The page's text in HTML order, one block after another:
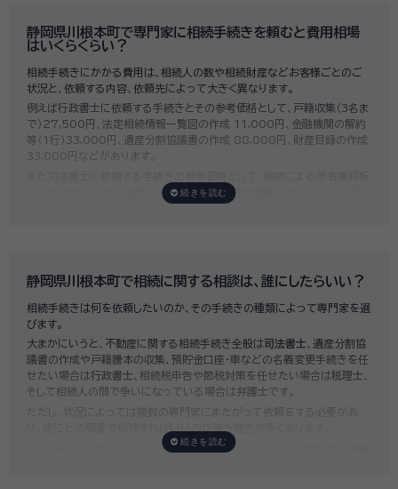
静岡県川根本町で専門家に相続手続きを頼むと費用相場
はいくらくらい？
相続手続きにかかる費用は、相続人の数や相続財産などお客様ごとのご
状況と、依頼する内容、依頼先によって大きく異なります。
例えば行政書士に依頼する手続きとその参考価格として、戸籍収集（3名ま
で）27,500円、法定相続情報一覧図の作成 11,000円、金融機関の解約
等（1行）33,000円、遺産分割協議書の作成 88,000円、財産目録の作成
33,000円などがあります。
登記手続きで「土地1筆及び建物1棟（固定資産評価額の合計1,000万円）
せると100万円近くかそれ以上費用がかかってしまう場合もあるなど、非
いい相続では、お客様ごとに必要な相続手続きを明らかにし、無料で見積
もり をお出ししております。予算に合わせてご自身で対応できないものの
み依頼することも可能ですので、まずはお気軽にご相談ください。
静岡県川根本町で相続に関する相談は、誰にしたらいい？
相続手続きは何を依頼したいのか、その手続きの種類によって専門家を選
びます。
大まかにいうと、不動産に関する相続手続き全般は司法書士 、遺産分割協
議書の作成や戸籍謄本の収集、預貯金口座・車などの名義変更手続きを任
せたい場合は行政書士 、相続税申告や節税対策を任せたい場合は税理士
そして相続人の間で争いになっている場合は弁護士です。
ただし、状況によっては複数の専門家にまたがって依頼をする必要があ
いい相続では「誰に相談したらいいかわからない」「いきなり専門家に連絡